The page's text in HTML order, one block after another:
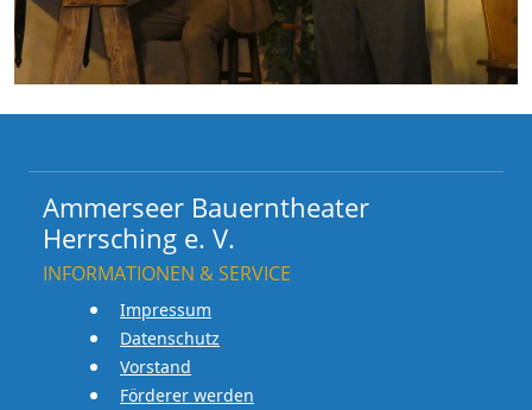
Ammerseer Bauerntheater
Herrsching e. V.
INFORMATIONEN & SERVICE
Impressum
Datenschutz
Vorstand
Förderer werden